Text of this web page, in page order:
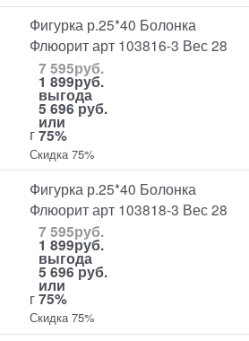
Фигурка р.25*40 Болонка
Флюорит арт 103816-3 Вес 28
г
7 595руб.
1 899руб.
выгода
5 696 руб.
или
75%
Скидка 75%
Фигурка р.25*40 Болонка
Флюорит арт 103818-3 Вес 28
г
7 595руб.
1 899руб.
выгода
5 696 руб.
или
75%
Скидка 75%